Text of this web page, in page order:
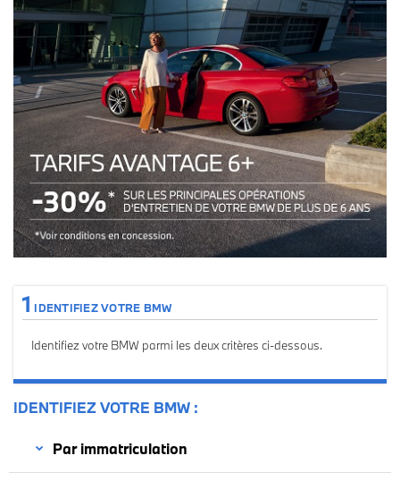
1 IDENTIFIEZ VOTRE BMW
Identifiez votre BMW parmi les deux critères ci-dessous.
IDENTIFIEZ VOTRE BMW
Par immatriculation